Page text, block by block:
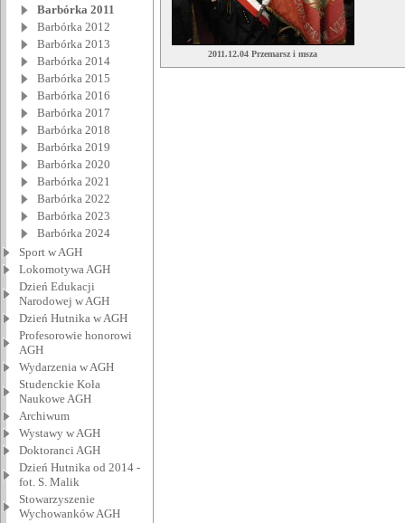
Barbórka 2011
Barbórka 2012
Barbórka 2013
Barbórka 2014
Barbórka 2015
Barbórka 2016
Barbórka 2017
Barbórka 2018
Barbórka 2019
Barbórka 2020
Barbórka 2021
Barbórka 2022
Barbórka 2023
Barbórka 2024
Sport w AGH
Lokomotywa AGH
Dzień Edukacji
Narodowej w AGH
Dzień Hutnika w AGH
Profesorowie honorowi
AGH
Wydarzenia w AGH
Studenckie Koła
Naukowe AGH
Archiwum
Wystawy w AGH
Doktoranci AGH
Dzień Hutnika od 2014 -
fot. S. Malik
Stowarzyszenie
Wychowanków AGH
2011.12.04 Przemarsz i msza